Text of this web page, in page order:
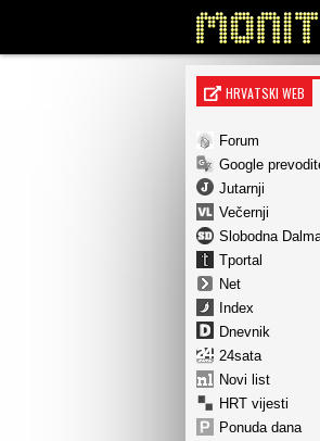
HRVATSKI WEB
Forum
Google
Jutarnji
Večernji
Slobodna
Tportal
Net
Index
Dnevnik
24sata
Novi list
HRT vijesti
Ponuda dana